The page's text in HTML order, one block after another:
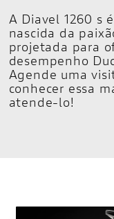
A Diavel 1260 s
nascida da
projetada para
desempenho
Agende uma
conhecer essa
atende-lo!